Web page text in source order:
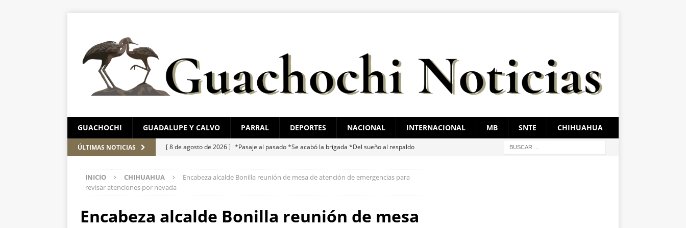
GUACHOCHI GUADALUPE Y CALVO PARRAL DEPORTES NACIONAL INTERNACIONAL MB SNTE CHIHUAHUA
ÚLTIMAS NOTICIAS [ 8 de agosto de 2026 ] *Pasaje al pasado *Se acabó la brigada *Del sueño al respaldo
[ 8 de agosto de 2026 ] El juego sin reglas: Jorge Soto
ESTATAL
en Chihuahua
ESTATAL
INICIO CHIHUAHUA
Encabeza alcalde Bonilla reunión de mesa de atención de emergencias para
revisar atenciones por nevada
Encabeza alcalde Bonilla reunión de mesa